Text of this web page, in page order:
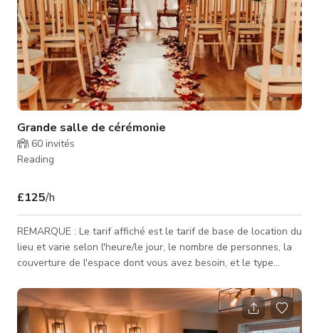
Grande salle de cérémonie
60 invités
Reading
£125/h
REMARQUE : Le tarif affiché est le tarif de base de location du
lieu et varie selon l'heure/le jour, le nombre de personnes, la
couverture de l'espace dont vous avez besoin, et le type
pour des tarifs personnalisés. Notre Long Room dans la Manor
House est parfait pour des cérémonies de mariage intimes
jusqu'à 50 personnes. De plus, nos trois salles de réception